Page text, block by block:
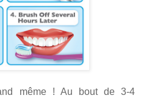
même ! Au bout de 3-4